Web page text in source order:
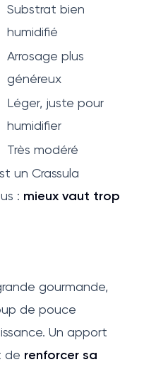
Substrat bien
humidifié
Arrosage plus
généreux
Léger, juste pour
humidifier
Très modéré
un Crassula
: mieux vaut trop
gourmande,
de pouce
Un apport
de renforcer sa